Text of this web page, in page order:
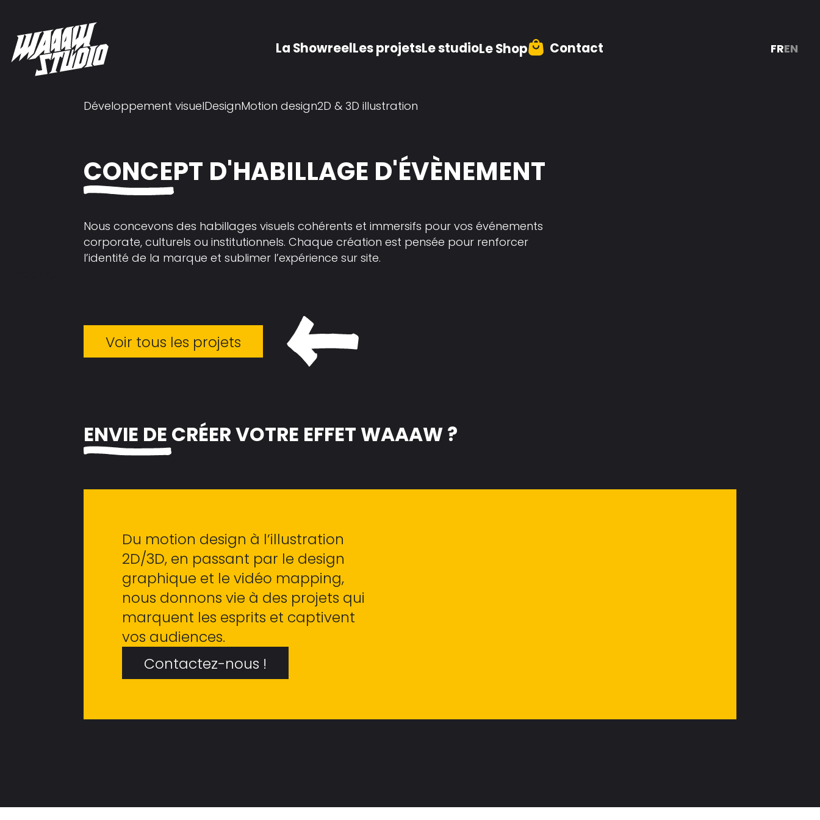
La ShowreelLes projetsLe studioLe Shop Contact FREN
Développement visuelDesignMotion design2D & 3D illustration
CONCEPT D'HABILLAGE D'ÉVÈNEMENT
Nous concevons des habillages visuels cohérents et immersifs pour vos événements
corporate, culturels ou institutionnels. Chaque création est pensée pour renforcer
l’identité de la marque et sublimer l’expérience sur site.
Voir tous les projets
ENVIE DE CRÉER VOTRE EFFET WAAAW ?
Du motion design à l’illustration
2D/3D, en passant par le design
graphique et le vidéo mapping,
nous donnons vie à des projets qui
marquent les esprits et captivent
vos audiences.
Contactez-nous !